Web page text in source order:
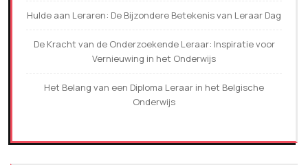
Hulde aan Leraren: De Bijzondere Betekenis van Leraar Dag
De Kracht van de Onderzoekende Leraar: Inspiratie voor
Vernieuwing in het Onderwijs
Het Belang van een Diploma Leraar in het Belgische
Onderwijs